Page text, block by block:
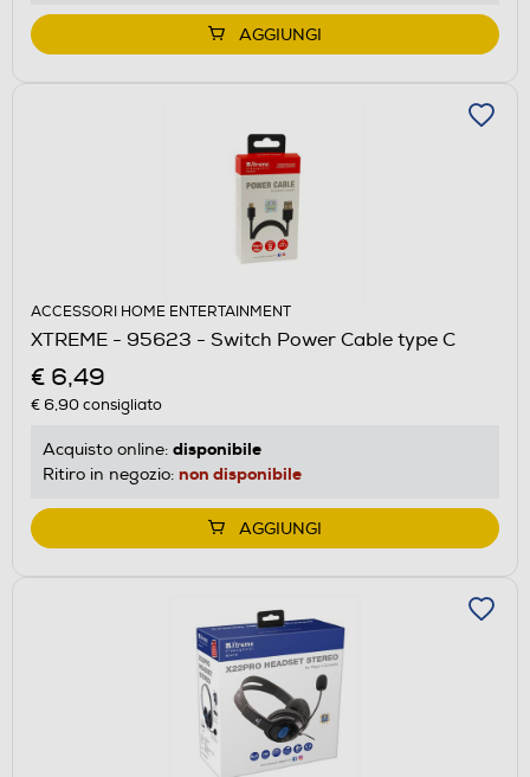
AGGIUNGI
ACCESSORI HOME ENTERTAINMENT
XTREME - 95623 - Switch Power Cable type C
€ 6,49
€ 6,90consigliato
Acquisto online: disponibile
Ritiro in negozio: non disponibile
AGGIUNGI